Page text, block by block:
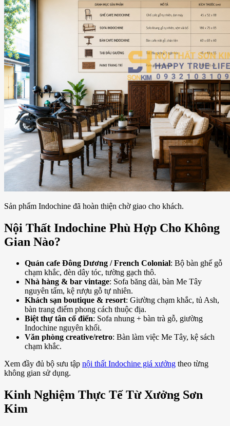
Sản phẩm Indochine đã hoàn thiện chờ giao cho khách.
Nội Thất Indochine Phù Hợp Cho Không
Gian Nào?
Quán cafe Đông Dương / French Colonial: Bộ bàn ghế gỗ
chạm khắc, đèn dây tóc, tường gạch thô.
Nhà hàng & bar vintage: Sofa băng dài, bàn Me Tây
nguyên tấm, kệ rượu gỗ tự nhiên.
Khách sạn boutique & resort: Giường chạm khắc, tủ Ash,
bàn trang điểm phong cách thuộc địa.
Biệt thự tân cổ điển: Sofa nhung + bàn trà gỗ, giường
Indochine nguyên khối.
Văn phòng creative/retro: Bàn làm việc Me Tây, kệ sách
chạm khắc.
Xem đầy đủ bộ sưu tập nội thất Indochine giá xưởng theo từng
không gian sử dụng.
Kinh Nghiệm Thực Tế Từ Xưởng Sơn
Kim